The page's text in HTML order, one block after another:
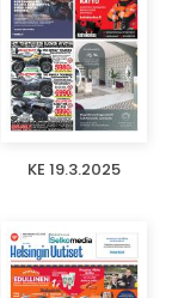
KE 19.3.2025